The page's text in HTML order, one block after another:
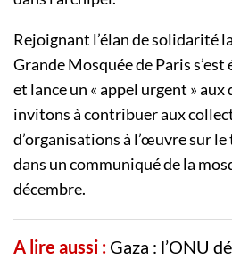
Rejoignant l’élan de solidarité
Grande Mosquée de Paris
et lance un « appel urgent » aux
invitons à contribuer aux
d’organisations à l’œuvre sur
dans un communiqué de la
décembre.
A lire aussi : Gaza : l’ONU